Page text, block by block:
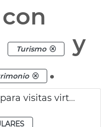
Turismo
y
.
Digitalización museos para visitas virtuales